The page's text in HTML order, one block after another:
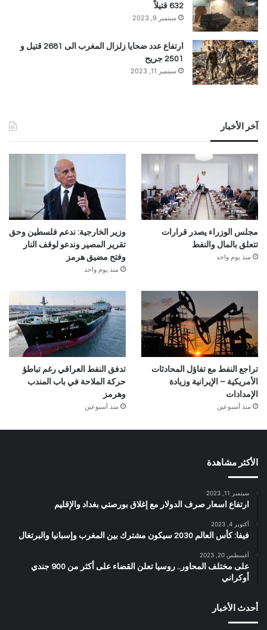
632 قتيلاً
سبتمبر 9, 2023
ارتفاع عدد ضحايا زلزال المغرب الى 2681 قتيل و
2501 جريح
سبتمبر 11, 2023
آخر الأخبار
مجلس الوزراء يصدر قرارات
تتعلق بالمال والنفط
منذ يوم واحد
وزير الخارجية: ندعم فلسطين وحق
تقرير المصير وندعو لوقف النار
وفتح مضيق هرمز
منذ يوم واحد
تراجع النفط مع تفاؤل المحادثات
الأمريكية – الإيرانية وزيادة
الإمدادات
منذ أسبوعين
تدفق النفط العراقي رغم تباطؤ
حركة الملاحة في باب المندب
وهرمز
منذ أسبوعين
الأكثر مشاهدة
سبتمبر 11, 2023
ارتفاع اسعار صرف الدولار مع إغلاق بورصتي بغداد والإقليم
أكتوبر 4, 2023
فيفا: كأس العالم 2030 سيكون مشترك بين المغرب وإسبانيا والبرتغال
أغسطس 20, 2023
على مختلف المحاور.. روسيا تعلن القضاء على أكثر من 900 جندي
أوكراني
أحدث الأخبار